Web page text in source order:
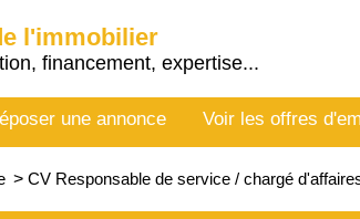
l'immobilier
financement, expertise...
une annonce Voir les offres
> CV Responsable de service / chargé